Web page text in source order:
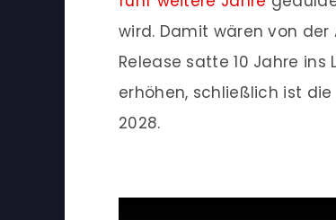
wird. Damit wären von
Release satte 10 Jahre
erhöhen, schließlich ist
2028.